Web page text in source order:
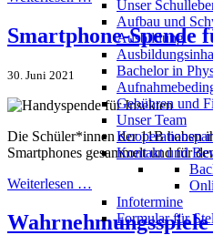
Unser
Aufbau und
Ausbildung
Bachelor in
Gebühren und
Unser Team
Kontakt und
Infotermine
Formular für
Smartphone-Spende
30. Juni 2021
Die Schüler*innen der 11B haben
Smartphones gesammelt und für
Weiterlesen …